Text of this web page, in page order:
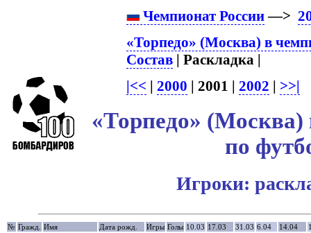
Чемпионат России—>
«Торпедо» (Москва) в
Состав | Раскладка |
|<< | 2000 | 2001 | 2002 | >>|
«Торпедо» (Москва)
по
Игроки:
№ Гражд. Имя Дата рожд. Игры Голы 10.03 17.03 31.03 6.04 14.04